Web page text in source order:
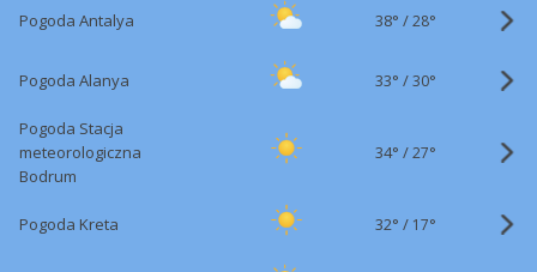
Pogoda Antalya 38° /28°
Pogoda Alanya 33° /30°
Pogoda Stacja
meteorologiczna
Bodrum
34° /27°
Pogoda Kreta 32° / 17°